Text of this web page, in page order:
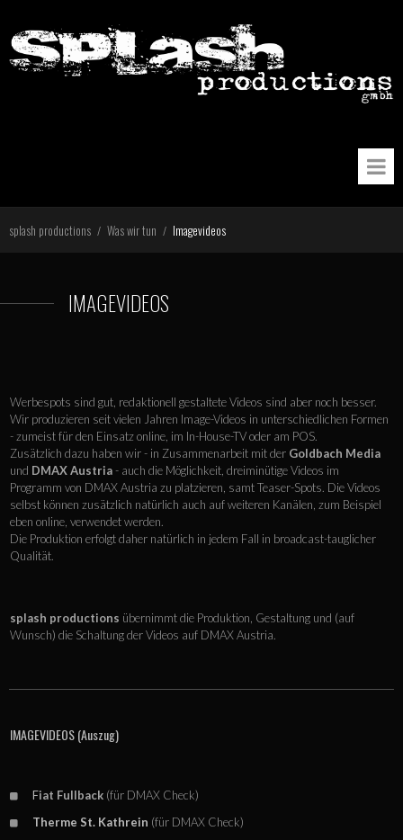
splash productions / Was wir tun / Imagevideos
IMAGEVIDEOS
Werbespots sind gut, redaktionell gestaltete Videos sind aber noch besser.
Wir produzieren seit vielen Jahren Image-Videos in unterschiedlichen Formen
- zumeist für den Einsatz online, im In-House-TV oder am POS.
Zusätzlich dazu haben wir - in Zusammenarbeit mit der Goldbach Media
und DMAX Austria- auch die Möglichkeit, dreiminütige Videos im
Programm von DMAX Austria zu platzieren, samt Teaser-Spots. Die Videos
selbst können zusätzlich natürlich auch auf weiteren Kanälen, zum Beispiel
eben online, verwendet werden.
Die Produktion erfolgt daher natürlich in jedem Fall in broadcast-tauglicher
Qualität.
splash productions übernimmt die Produktion, Gestaltung und (auf
Wunsch) die Schaltung der Videos auf DMAX Austria.
IMAGEVIDEOS (Auszug)
Fiat Fullback (für DMAX Check)
Therme St. Kathrein (für DMAX Check)